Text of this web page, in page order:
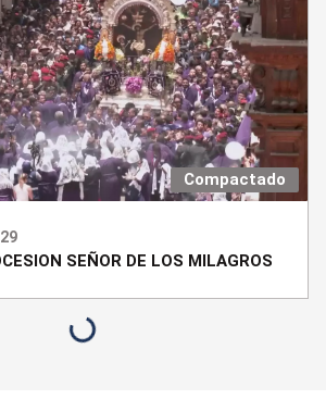
Compactado
SEÑOR DE LOS MILAGROS